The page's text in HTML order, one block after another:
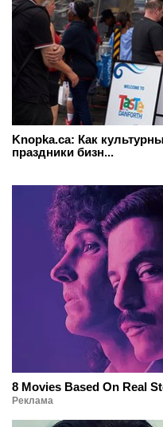
Knopka.ca: Как
праздники бизн...
8 Movies Based On Real
Реклама